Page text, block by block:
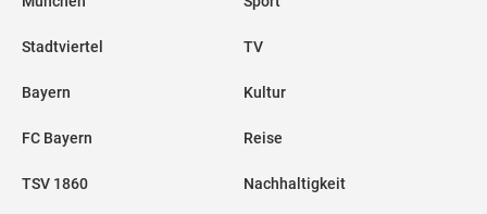
Stadtviertel
Bayern
FC Bayern
TSV 1860
TV
Kultur
Reise
Nachhaltigkeit